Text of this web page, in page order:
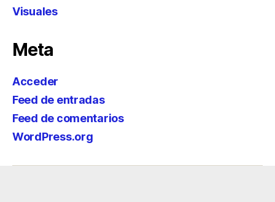
Visuales
Meta
Acceder
Feed de entradas
Feed de comentarios
WordPress.org